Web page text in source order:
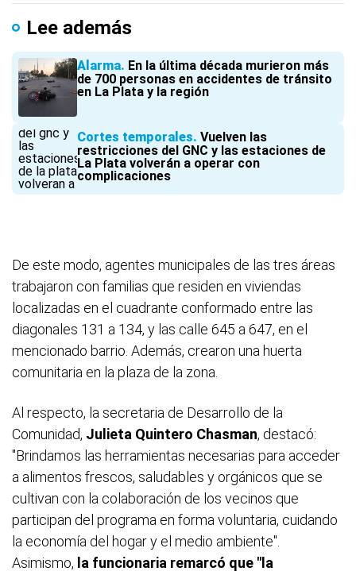
Lee además
Alarma En la última década murieron más
de 700 personas en accidentes de tránsito
en La Plata y la región
Cortes temporales Vuelven las
restricciones del GNC y las estaciones de
La Plata volverán a operar con
complicaciones
De este modo, agentes municipales de las tres áreas
trabajaron con familias que residen en viviendas
localizadas en el cuadrante conformado entre las
diagonales 131 a 134, y las calle 645 a 647, en el
mencionado barrio. Además, crearon una huerta
comunitaria en la plaza de la zona.
Al respecto, la secretaria de Desarrollo de la
Comunidad, Julieta Quintero Chasman, destacó:
"Brindamos las herramientas necesarias para acceder
a alimentos frescos, saludables y orgánicos que se
cultivan con la colaboración de los vecinos que
participan del programa en forma voluntaria, cuidando
la economía del hogar y el medio ambiente".
Asimismo, la funcionaria remarcó que "la